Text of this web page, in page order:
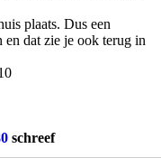
plaats. Dus een
dat zie je ook terug in
schreef